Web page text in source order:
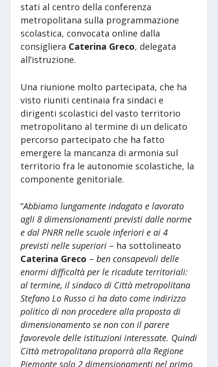
stati al centro della conferenza
metropolitana sulla programmazione
scolastica, convocata online dalla
consigliera Caterina Greco, delegata
all’istruzione.
Una riunione molto partecipata, che ha
visto riuniti centinaia fra sindaci e
dirigenti scolastici del vasto territorio
metropolitano al termine di un delicato
percorso partecipato che ha fatto
emergere la mancanza di armonia sul
territorio fra le autonomie scolastiche, la
componente genitoriale.
“Abbiamo lungamente indagato e lavorato
agli 8 dimensionamenti previsti dalle norme
e dal PNRR nelle scuole inferiori e ai 4
previsti nelle superiori – ha sottolineato
Caterina Greco –ben consapevoli delle
enormi difficoltà per le ricadute territoriali:
al termine, il sindaco di Città metropolitana
Stefano Lo Russo ci ha dato come indirizzo
politico di non procedere alla proposta di
dimensionamento se non con il parere
favorevole delle istituzioni interessate. Quindi
Città metropolitana proporrà alla Regione
Piemonte solo 2 dimensionamenti nel primo